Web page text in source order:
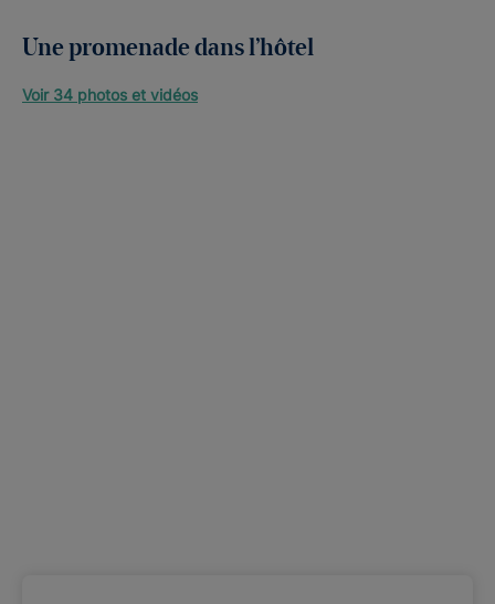
Une promenade dans l’hôtel
Voir 34 photos et vidéos